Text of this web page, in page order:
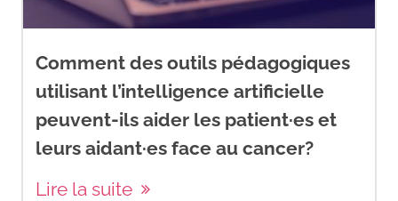
Comment des outils pédagogiques
utilisant l’intelligence artificielle
peuvent-ils aider les patient·es et
leurs aidant·es face au cancer?
Lire la suite